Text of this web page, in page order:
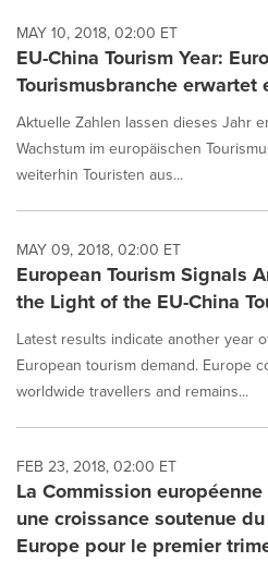
MAY 10, 2018, 02:00 ET
EU-China Tourism Year:
Tourismusbranche
Aktuelle Zahlen lassen dieses Jahr
Wachstum im europäischen
weiterhin Touristen aus...
MAY 09, 2018, 02:00 ET
European Tourism Signals
the Light of the EU-China
Latest results indicate another year
European tourism demand. Europe
worldwide travellers and remains...
FEB 23, 2018, 02:00 ET
La Commission
une croissance soutenue
Europe pour le premier